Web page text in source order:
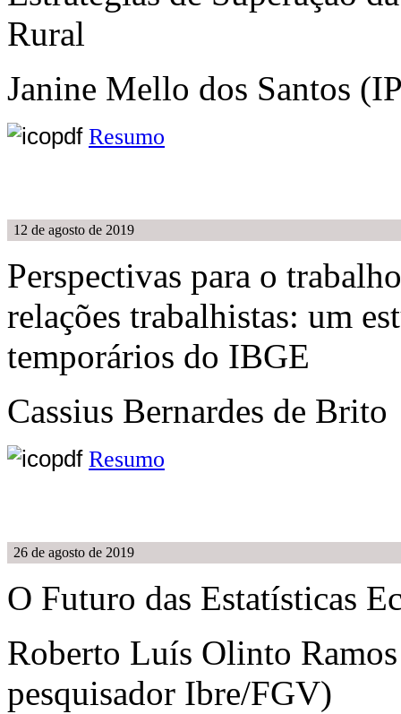
Rural
Janine Mello dos Santos
Resumo
12 de agosto de 2019
Perspectivas para o
relações trabalhistas: um
temporários do IBGE
Cassius Bernardes de
Resumo
26 de agosto de 2019
O Futuro das Estatísticas
Roberto Luís Olinto
pesquisador Ibre/FGV)